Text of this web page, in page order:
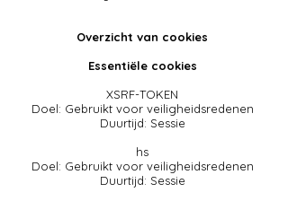
Overzicht van cookies
Essentiële cookies
XSRF-TOKEN
Doel: Gebruikt voor veiligheidsredenen
Duurtijd: Sessie
hs
Doel: Gebruikt voor veiligheidsredenen
Duurtijd: Sessie